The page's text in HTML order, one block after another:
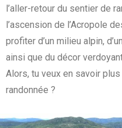
l’aller-retour du sentier de
l’ascension de l’Acropole
profiter d’un milieu alpin,
ainsi que du décor
Alors, tu veux en savoir
randonnée ?